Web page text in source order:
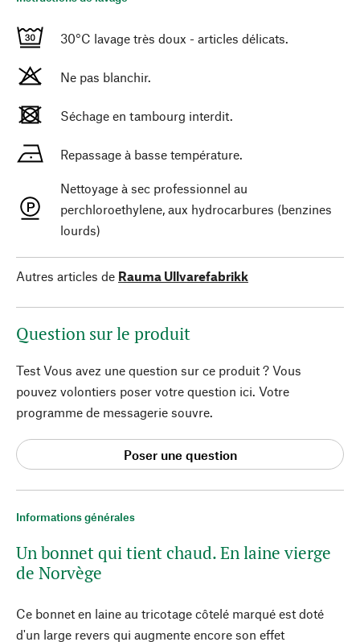
Informations générales
Un bonnet qui tient chaud. En laine vierge
de Norvège
Ce bonnet en laine au tricotage côtelé marqué est doté
d'un large revers qui augmente encore son effet
30°C lavage très doux - articles délicats.
Ne pas blanchir.
Séchage en tambourg interdit.
Repassage à basse température.
Nettoyage à sec professionnel au
perchloroethylene, aux hydrocarbures (benzines
lourds)
Autres articles de Rauma Ullvarefabrikk
Question sur le produit
Test Vous avez une question sur ce produit ? Vous
pouvez volontiers poser votre question ici. Votre
programme de messagerie souvre.
Poser une question